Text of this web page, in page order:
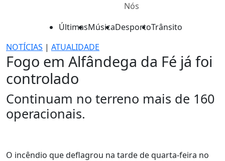
Nós
ÚltimasMúsicaDesportoTrânsito
NOTÍCIAS | ATUALIDADE
Fogo em Alfândega da Fé já foi
controlado
Continuam no terreno mais de 160
operacionais.
O incêndio que deflagrou na tarde de quarta-feira no